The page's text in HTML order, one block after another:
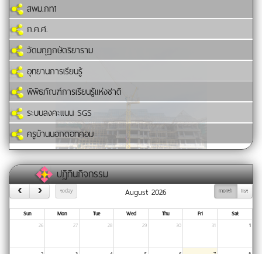
สพม.กท1
ก.ค.ศ.
วัดมกุฏกษัตริยาราม
อุทยานการเรียนรู้
พิพิธภัณฑ์การเรียนรู้แห่งชาติ
ระบบลงคะแนน SGS
ครูบ้านนอกดอทคอม
ปฏิทินกิจกรรม
today month list
August 2026
Sun Mon Tue Wed Thu Fri
Sat
26
27 28 29 30 31 1